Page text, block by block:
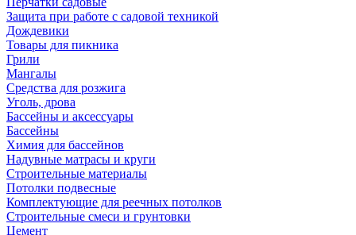
Защита при работе с садовой техникой
Дождевики
Товары для пикника
Грили
Мангалы
Средства для розжига
Уголь, дрова
Бассейны и аксессуары
Бассейны
Химия для бассейнов
Надувные матрасы и круги
Строительные материалы
Потолки подвесные
Комплектующие для реечных потолков
Строительные смеси и грунтовки
Цемент